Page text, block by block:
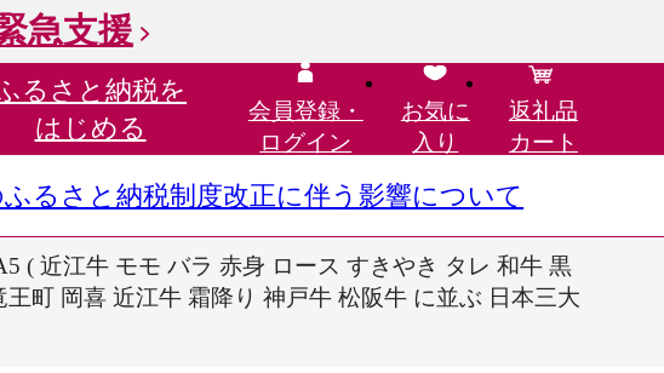
急支援
るさと納税を
はじめる
会員登録・
ログイン
お気に
入り
返礼品
カート
ふるさと納税制度改正に伴う影響について
( 近江牛 モモ バラ 赤身 ロース すきやき タレ 和牛 黒
町 岡喜 近江牛 霜降り 神戸牛 松阪牛 に並ぶ 日本三大